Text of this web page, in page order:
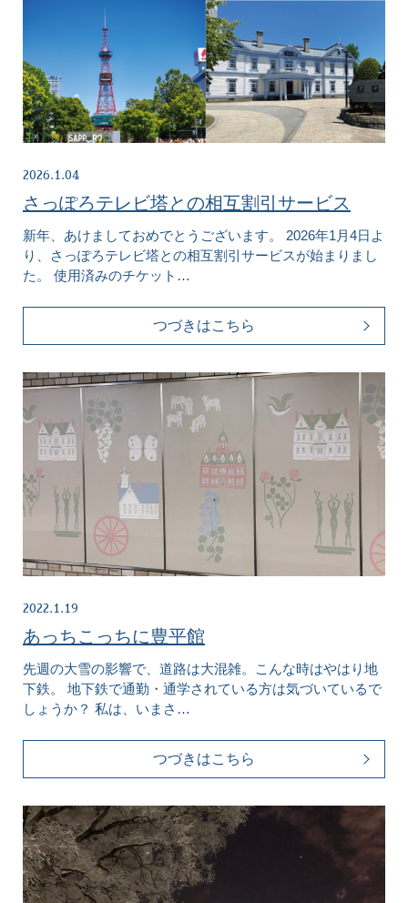
2026.1.04
さっぽろテレビ塔との相互割引サービス
新年、あけましておめでとうございます。 2026年1月4日よ
り、さっぽろテレビ塔との相互割引サービスが始まりまし
た。 使用済みのチケット…
つづきはこちら
2022.1.19
あっちこっちに豊平館
先週の大雪の影響で、道路は大混雑。こんな時はやはり地
下鉄。 地下鉄で通勤・通学されている方は気づいているで
しょうか？ 私は、いまさ…
つづきはこちら